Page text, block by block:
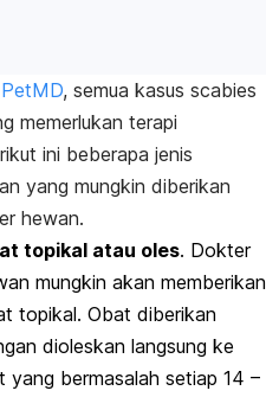
PetMD, semua kasus scabies
memerlukan terapi
ini beberapa jenis
yang mungkin diberikan
hewan.
topikal atau oles. Dokter
mungkin akan memberikan
topikal. Obat diberikan
dioleskan langsung ke
yang bermasalah setiap 14 –